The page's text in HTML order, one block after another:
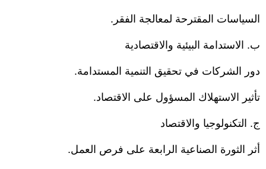
السياسات المقترحة لمعالجة الفقر.
ب. الاستدامة البيئية والاقتصادية
دور الشركات في تحقيق التنمية المستدامة.
تأثير الاستهلاك المسؤول على الاقتصاد.
ج. التكنولوجيا والاقتصاد
أثر الثورة الصناعية الرابعة على فرص العمل.